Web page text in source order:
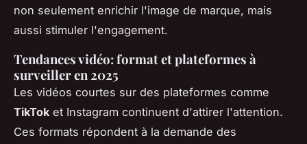
non seulement enrichir l'image de marque, mais
aussi stimuler l'engagement.
Tendances vidéo: format et plateformes à
surveiller en 2025
Les vidéos courtes sur des plateformes comme
TikTok et Instagram continuent d'attirer l'attention.
Ces formats répondent à la demande des